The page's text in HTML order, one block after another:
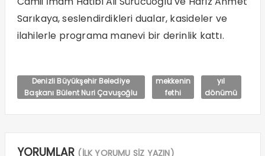
Sarıkaya, seslendirdikleri dualar, kasideler ve
ilahilerle programa manevi bir derinlik kattı.
Denizli Büyükşehir Belediye
Başkanı Bülent Nuri Çavuşoğlu
mekkenin
fethi
yıl
dönümü
YORUMLAR (İLK YORUMU SİZ YAZIN)